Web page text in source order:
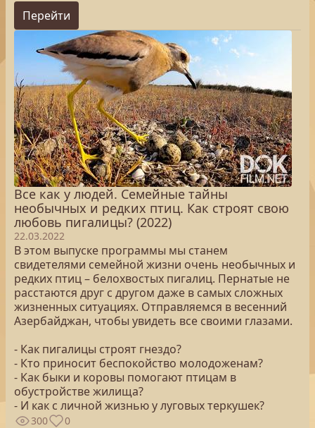
Перейти
Все как у людей. Семейные тайны
необычных и редких птиц. Как строят свою
любовь пигалицы? (2022)
22.03.2022
В этом выпуске программы мы станем
свидетелями семейной жизни очень необычных и
редких птиц – белохвостых пигалиц. Пернатые не
расстаются друг с другом даже в самых сложных
жизненных ситуациях. Отправляемся в весенний
Азербайджан, чтобы увидеть все своими глазами.
- Как пигалицы строят гнездо?
- Кто приносит беспокойство молодоженам?
- Как быки и коровы помогают птицам в
обустройстве жилища?
- И как с личной жизнью у луговых теркушек?
300 0